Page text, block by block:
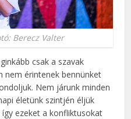
Berecz Valter
csak a szavak
nem érintenek bennünket
Nem járunk minden
életünk szintjén éljük
ezeket a konfliktusokat